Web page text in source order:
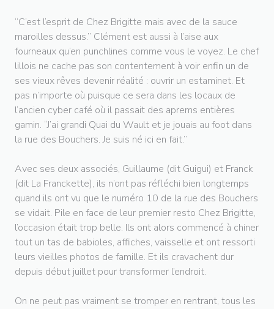
“C’est l’esprit de Chez Brigitte mais avec de la sauce
maroilles dessus.” Clément est aussi à l’aise aux
fourneaux qu’en punchlines comme vous le voyez. Le chef
lillois ne cache pas son contentement à voir enfin un de
ses vieux rêves devenir réalité : ouvrir un estaminet. Et
pas n’importe où puisque ce sera dans les locaux de
l’ancien cyber café où il passait des aprems entières
gamin. “J’ai grandi Quai du Wault et je jouais au foot dans
la rue des Bouchers. Je suis né ici en fait.”
Avec ses deux associés, Guillaume (dit Guigui) et Franck
(dit La Franckette), ils n’ont pas réfléchi bien longtemps
quand ils ont vu que le numéro 10 de la rue des Bouchers
se vidait. Pile en face de leur premier resto Chez Brigitte,
l’occasion était trop belle. Ils ont alors commencé à chiner
tout un tas de babioles, affiches, vaisselle et ont ressorti
leurs vieilles photos de famille. Et ils cravachent dur
depuis début juillet pour transformer l’endroit.
On ne peut pas vraiment se tromper en rentrant, tous les